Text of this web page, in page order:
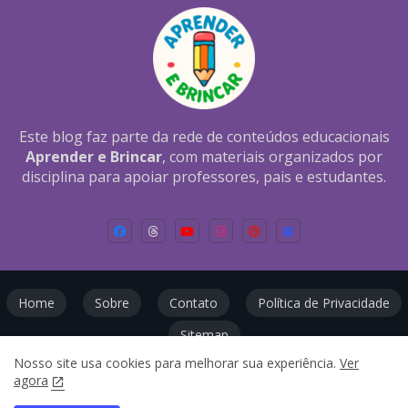
Este blog faz parte da rede de conteúdos educacionais
Aprender e Brincar, com materiais organizados por
disciplina para apoiar professores, pais e estudantes.
Home Sobre Contato
Política de Privacidade
Sitemap
Todos os direitos reservados ©
Nosso site usa cookies para melhorar sua experiência. Ver
agora